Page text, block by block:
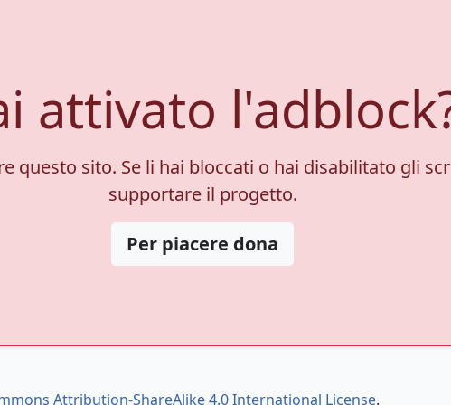
attivato
questo sito. Se li hai bloccati o hai disabilitato gli
supportare il progetto.
Per piacere dona
Attribution-ShareAlike 4.0 International License.